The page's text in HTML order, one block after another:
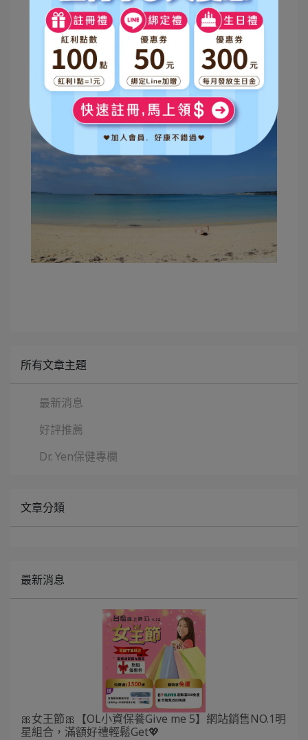
富含葉黃素的食物，才能有效降低眼睛黃斑部病變
的風險！想方便有效率的攝取葉黃素，也可補充含
葉黃素的保健食品來替代。眼睛的病變往往不容易
察覺，因此平時就要做好雙眼的保健，擁有一雙健
康的眼睛，看遍更多美麗的風景。
所有文章主題
最新消息
好評推薦
Dr. Yen保健專欄
文章分類
最新消息
🎀女王節🎀【OL小資保養Give me 5】網站銷售NO.1明
星組合，滿額好禮輕鬆Get💖